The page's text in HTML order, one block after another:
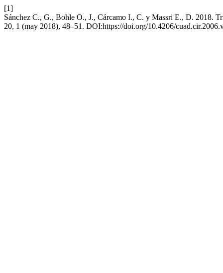
[1]
Sánchez C., G., Bohle O., J., Cárcamo I., C. y Massri E., D. 2018.
20, 1 (may 2018), 48–51. DOI:https://doi.org/10.4206/